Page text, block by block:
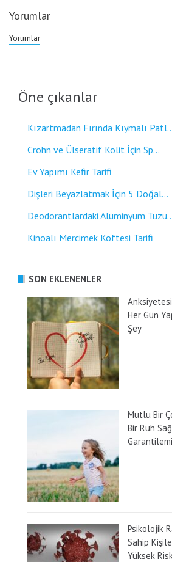
Yorumlar
Yorumlar
Öne çıkanlar
Kızartmadan Fırında Kıymalı
Crohn ve Ülseratif Kolit İçin Sp...
Ev Yapımı Kefir Tarifi
Dişleri Beyazlatmak İçin 5 Doğal...
Deodorantlardaki Alüminyum
Kinoalı Mercimek Köftesi Tarifi
SON EKLENENLER
Her Gün
Şey
Mutlu Bir
Bir Ruh
Psikolojik
Sahip
Yüksek